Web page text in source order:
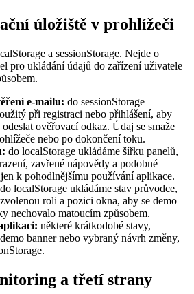
úložiště v prohlížeči
a sessionStorage. Nejde o
pro ukládání údajů do zařízení uživatele
e-mailu: do sessionStorage
při registraci nebo přihlášení, aby
ověřovací odkaz. Údaj se smaže
nebo po dokončení toku.
do localStorage ukládáme šířku panelů,
zavřené nápovědy a podobné
k pohodlnějšímu používání aplikace.
do localStorage ukládáme stav průvodce,
roli a pozici okna, aby se demo
nechovalo matoucím způsobem.
některé krátkodobé stavy,
banner nebo vybraný návrh změny,
a třetí strany